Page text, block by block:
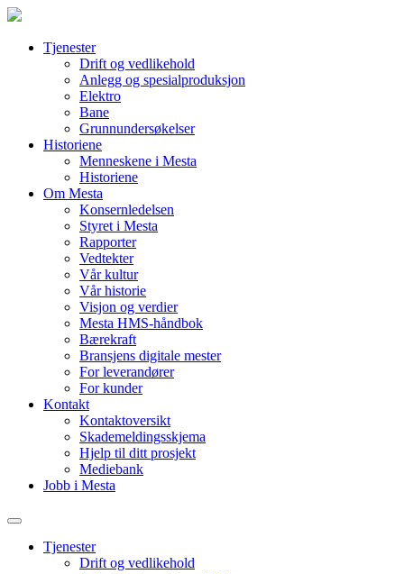
Skip
contentTjenester
Drift og vedlikehold
Anlegg og spesialproduksjon
Elektro
Bane
Grunnundersøkelser
Historiene
Menneskene i Mesta
Historiene
Om Mesta
Konsernledelsen
Styret i Mesta
Rapporter
Vedtekter
Vår kultur
Vår historie
Visjon og verdier
Mesta HMS-håndbok
Bærekraft
Bransjens digitale mester
For leverandører
For kunder
Kontakt
Kontaktoversikt
Skademeldingsskjema
Hjelp til ditt prosjekt
Mediebank
Jobb i Mesta
Tjenester
Drift og vedlikehold